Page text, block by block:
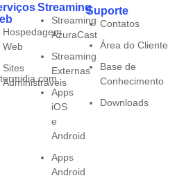
Hospedagem
Web
Sites
Administráveis
Streaming
Streaming
AzuraCast
Streaming
Externas
Apps
iOS
e
Android
Apps
Android
Suporte
Contatos
Área do Cliente
Base de
Conhecimento
Downloads